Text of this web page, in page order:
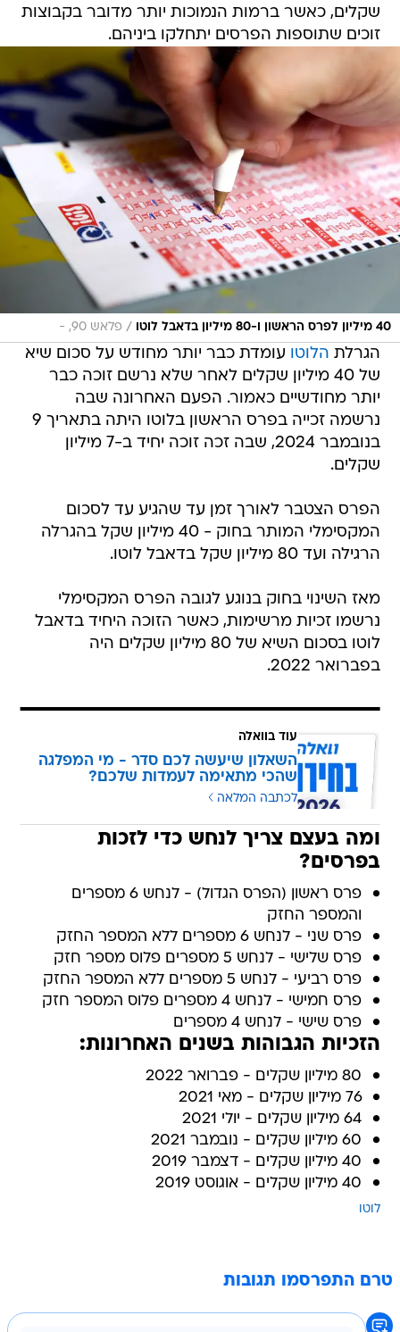
שקלים, כאשר ברמות הנמוכות יותר מדובר בקבוצות
זוכים שתוספות הפרסים יתחלקו ביניהם.
40 מיליון לפרס הראשון ו-80 מיליון בדאבל לוטו / פלאש 90, -
הגרלת הלוטו עומדת כבר יותר מחודש על סכום שיא
של 40 מיליון שקלים לאחר שלא נרשם זוכה כבר
יותר מחודשיים כאמור. הפעם האחרונה שבה
נרשמה זכייה בפרס הראשון בלוטו היתה בתאריך 9
בנובמבר 2024, שבה זכה זוכה יחיד ב-7 מיליון
שקלים.
הפרס הצטבר לאורך זמן עד שהגיע עד לסכום
המקסימלי המותר בחוק - 40 מיליון שקל בהגרלה
הרגילה ועד 80 מיליון שקל בדאבל לוטו.
מאז השינוי בחוק בנוגע לגובה הפרס המקסימלי
נרשמו זכיות מרשימות, כאשר הזוכה היחיד בדאבל
לוטו בסכום השיא של 80 מיליון שקלים היה
בפברואר 2022.
עוד בוואלה
השאלון שיעשה לכם סדר - מי המפלגה
שהכי מתאימה לעמדות שלכם?
לכתבה המלאה
ומה בעצם צריך לנחש כדי לזכות
בפרסים?
פרס ראשון (הפרס הגדול) - לנחש 6 מספרים
והמספר החזק
פרס שני - לנחש 6 מספרים ללא המספר החזק
פרס שלישי - לנחש 5 מספרים פלוס מספר חזק
פרס רביעי - לנחש 5 מספרים ללא המספר החזק
פרס חמישי - לנחש 4 מספרים פלוס המספר חזק
פרס שישי - לנחש 4 מספרים
הזכיות הגבוהות בשנים האחרונות:
80 מיליון שקלים - פברואר 2022
76 מיליון שקלים - מאי 2021
64 מיליון שקלים - יולי 2021
60 מיליון שקלים - נובמבר 2021
40 מיליון שקלים - דצמבר 2019
40 מיליון שקלים - אוגוסט 2019
לוטו
טרם התפרסמו תגובות